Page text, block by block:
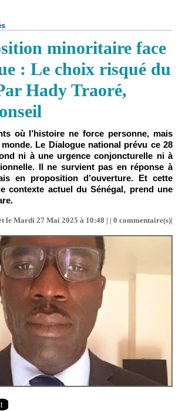
minoritaire face
: Le choix risqué du
Hady Traoré,
où l’histoire ne force personne, mais
Le Dialogue national prévu ce 28
ni à une urgence conjoncturelle ni à
Il ne survient pas en réponse à
en proposition d’ouverture. Et cette
contexte actuel du Sénégal, prend une
le Mardi 27 Mai 2025 à 10:48 | | 0 commentaire(s)|